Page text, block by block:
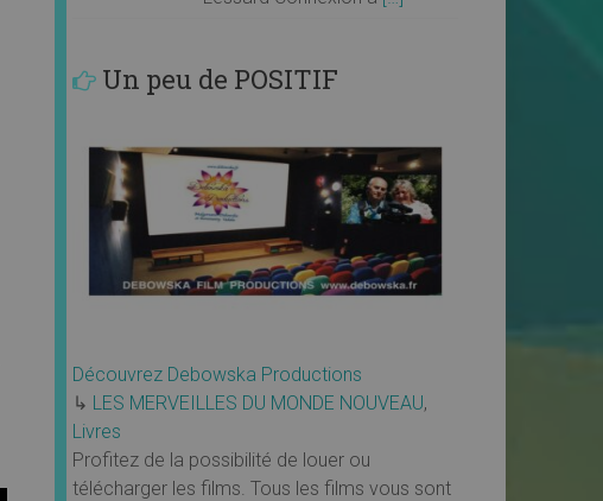
Un peu de POSITIF
Découvrez Debowska Productions
↳ LES MERVEILLES DU MONDE NOUVEAU,
Livres
Profitez de la possibilité de louer ou
télécharger les films. Tous les films vous sont